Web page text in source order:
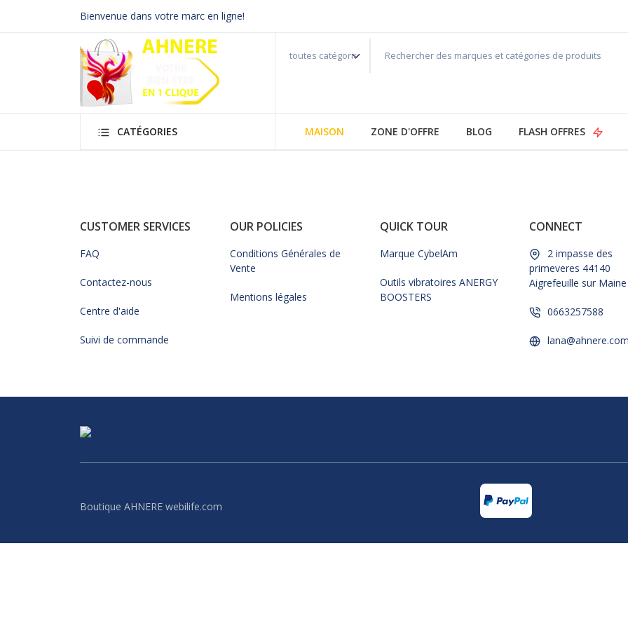
Bienvenue dans votre marc en ligne!
CATÉGORIES MAISON ZONE D'OFFRE BLOG FLASH OFFRES
CUSTOMER SERVICES
FAQ
Contactez-nous
Centre d'aide
Suivi de commande
OUR POLICIES
Conditions Générales de
Vente
Mentions légales
QUICK TOUR
Marque CybelAm
Outils vibratoires ANERGY
BOOSTERS
CONNECT
2 impasse des
primeveres 44140
Aigrefeuille sur Maine
0663257588
Boutique AHNERE webilife.com